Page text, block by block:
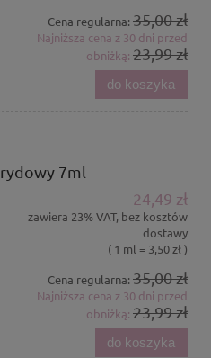
Cena regularna: 35,00 zł
Najniższa cena z 30 dni przed
obniżką: 23,99 zł
do koszyka
7ml
24,49 zł
zawiera 23% VAT, bez kosztów
dostawy
( 1 ml = 3,50 zł )
Cena regularna: 35,00 zł
Najniższa cena z 30 dni przed
obniżką: 23,99 zł
do koszyka